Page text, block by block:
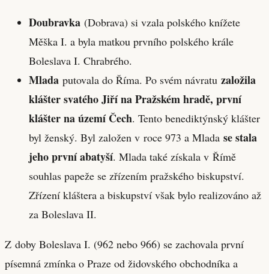
Doubravka (Dobrava) si vzala polského knížete
Měška I. a byla matkou prvního polského krále
Boleslava I. Chrabrého.
Mlada putovala do Říma. Po svém návratu založila
klášter svatého Jiří na Pražském hradě, první
klášter na území Čech. Tento benediktýnský klášter
byl ženský. Byl založen v roce 973 a Mlada se stala
jeho první abatyší. Mlada také získala v Římě
souhlas papeže se zřízením pražského biskupství.
Zřízení kláštera a biskupství však bylo realizováno až
za Boleslava II.
Z doby Boleslava I. (962 nebo 966) se zachovala první
písemná zmínka o Praze od židovského obchodníka a